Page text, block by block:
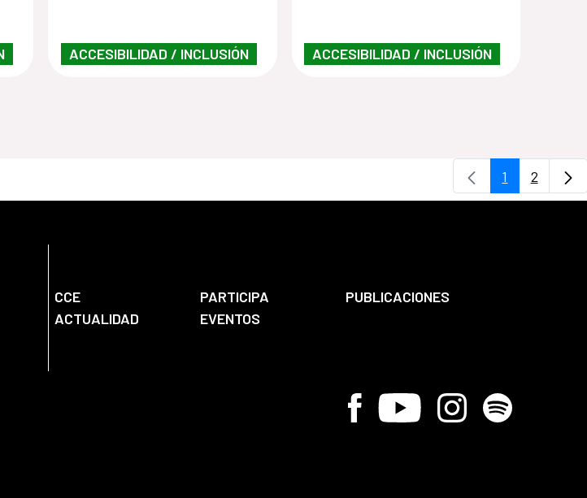
ACCESIBILIDAD / INCLUSIÓN ACCESIBILIDAD / INCLUSIÓN
Page
1 Page
2
CCE PARTICIPA
PUBLICACIONES
ACTUALIDAD
EVENTOS
Facebook
Youtube InstagramSpotify